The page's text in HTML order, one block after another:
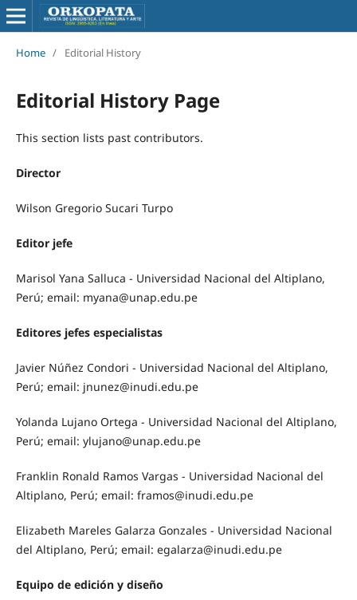
Home / Editorial History
Editorial History Page
This section lists past contributors.
Director
Wilson Gregorio Sucari Turpo
Editor jefe
Marisol Yana Salluca - Universidad Nacional del Altiplano,
Perú; email: myana@unap.edu.pe
Editores jefes especialistas
Javier Núñez Condori - Universidad Nacional del Altiplano,
Perú; email: jnunez@inudi.edu.pe
Yolanda Lujano Ortega - Universidad Nacional del Altiplano,
Perú; email: ylujano@unap.edu.pe
Franklin Ronald Ramos Vargas - Universidad Nacional del
Altiplano, Perú; email: framos@inudi.edu.pe
Elizabeth Mareles Galarza Gonzales - Universidad Nacional
del Altiplano, Perú; email: egalarza@inudi.edu.pe
Equipo de edición y diseño